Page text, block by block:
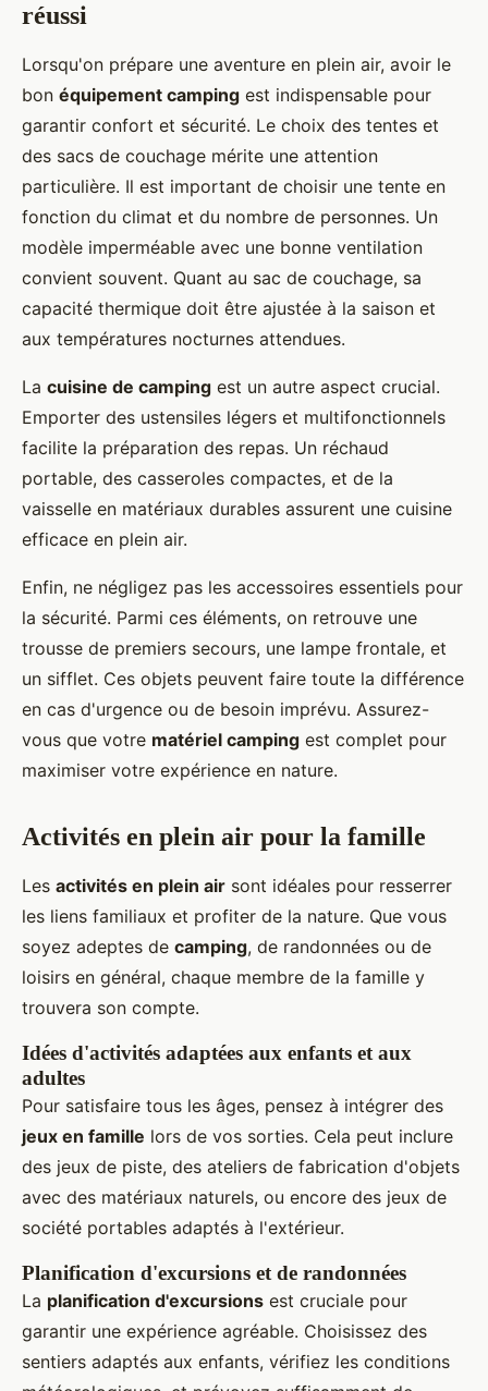
réussi
Lorsqu'on prépare une aventure en plein air, avoir le
bon équipement camping est indispensable pour
garantir confort et sécurité. Le choix des tentes et
des sacs de couchage mérite une attention
particulière. Il est important de choisir une tente en
fonction du climat et du nombre de personnes. Un
modèle imperméable avec une bonne ventilation
convient souvent. Quant au sac de couchage, sa
capacité thermique doit être ajustée à la saison et
aux températures nocturnes attendues.
La cuisine de camping est un autre aspect crucial.
Emporter des ustensiles légers et multifonctionnels
facilite la préparation des repas. Un réchaud
portable, des casseroles compactes, et de la
vaisselle en matériaux durables assurent une cuisine
efficace en plein air.
Enfin, ne négligez pas les accessoires essentiels pour
la sécurité. Parmi ces éléments, on retrouve une
trousse de premiers secours, une lampe frontale, et
un sifflet. Ces objets peuvent faire toute la différence
en cas d'urgence ou de besoin imprévu. Assurez-
vous que votre matériel camping est complet pour
maximiser votre expérience en nature.
Activités en plein air pour la famille
Les activités en plein air sont idéales pour resserrer
les liens familiaux et profiter de la nature. Que vous
soyez adeptes de camping, de randonnées ou de
loisirs en général, chaque membre de la famille y
trouvera son compte.
Idées d'activités adaptées aux enfants et aux
adultes
Pour satisfaire tous les âges, pensez à intégrer des
jeux en famille lors de vos sorties. Cela peut inclure
des jeux de piste, des ateliers de fabrication d'objets
avec des matériaux naturels, ou encore des jeux de
société portables adaptés à l'extérieur.
Planification d'excursions et de randonnées
La planification d'excursions est cruciale pour
garantir une expérience agréable. Choisissez des
sentiers adaptés aux enfants, vérifiez les conditions